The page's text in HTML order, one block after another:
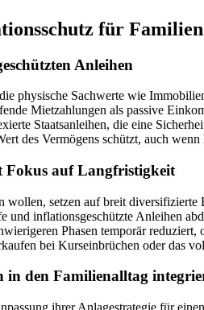
für
Anleihen
physische Sachwerte wie
Mietzahlungen als passive
Staatsanleihen, die eine
des Vermögens schützt, auch
Fokus auf Langfristigkeit
setzen auf breit
inflationsgeschützte Anleihen
Phasen temporär
bei Kurseinbrüchen oder das
in den Familienalltag